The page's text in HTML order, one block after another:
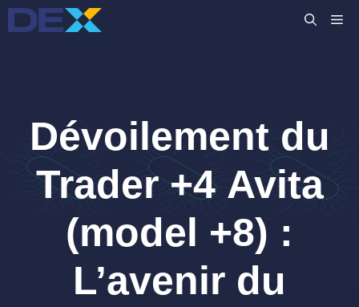
Aller
au
Dévoilement du
Trader +4 Avita
(model +8) :
L’avenir du